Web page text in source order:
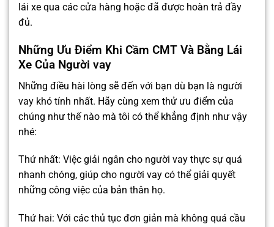
lái xe qua các cửa hàng hoặc đã được hoàn trả đầy
đủ.
Những Ưu Điểm Khi Cầm CMT Và Bằng Lái
Xe Của Người vay
Những điều hài lòng sẽ đến với bạn dù bạn là người
vay khó tính nhất. Hãy cùng xem thử ưu điểm của
chúng như thế nào mà tôi có thể khẳng định như vậy
nhé:
Thứ nhất: Việc giải ngân cho người vay thực sự quá
nhanh chóng, giúp cho người vay có thể giải quyết
những công việc của bản thân họ.
Thứ hai: Với các thủ tục đơn giản mà không quá cầu